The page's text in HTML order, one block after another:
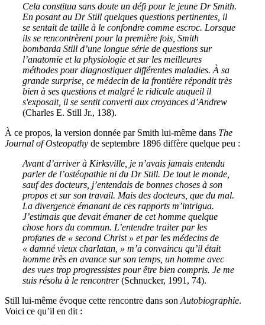
Cela constitua sans doute un défi pour le jeune Dr Smith.
En posant au Dr Still quelques questions pertinentes, il
se sentait de taille à le confondre comme escroc. Lorsque
ils se rencontrèrent pour la première fois, Smith
bombarda Still d’une longue série de questions sur
l’anatomie et la physiologie et sur les meilleures
méthodes pour diagnostiquer différentes maladies. À sa
grande surprise, ce médecin de la frontière répondit très
bien à ses questions et malgré le ridicule auqueil il
s'exposait, il se sentit converti aux croyances d’Andrew
(Charles E. Still Jr., 138).
À ce propos, la version donnée par Smith lui-même dans The
Journal of Osteopathy de septembre 1896 diffère quelque peu :
Avant d’arriver à Kirksville, je n’avais jamais entendu
parler de l’ostéopathie ni du Dr Still. De tout le monde,
sauf des docteurs, j’entendais de bonnes choses à son
propos et sur son travail. Mais des docteurs, que du mal.
La divergence émanant de ces rapports m’intrigua.
J’estimais que devait émaner de cet homme quelque
chose hors du commun. L’entendre traiter par les
profanes de « second Christ » et par les médecins de
« damné vieux charlatan, » m’a convaincu qu’il était
homme très en avance sur son temps, un homme avec
des vues trop progressistes pour être bien compris. Je me
suis résolu à le rencontrer(Schnucker, 1991, 74).
Still lui-même évoque cette rencontre dans son Autobiographie.
Voici ce qu’il en dit :